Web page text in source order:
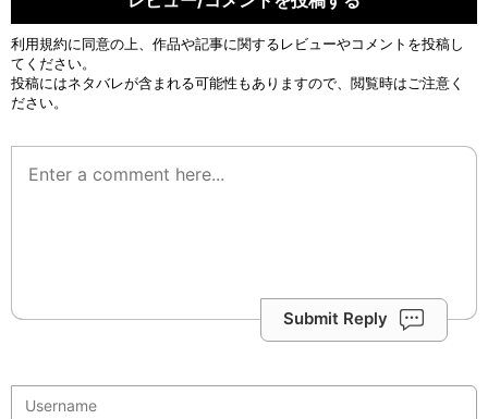
利用規約に同意の上、作品や記事に関するレビューやコメントを投稿し
てください。
投稿にはネタバレが含まれる可能性もありますので、閲覧時はご注意く
ださい。
Submit Reply